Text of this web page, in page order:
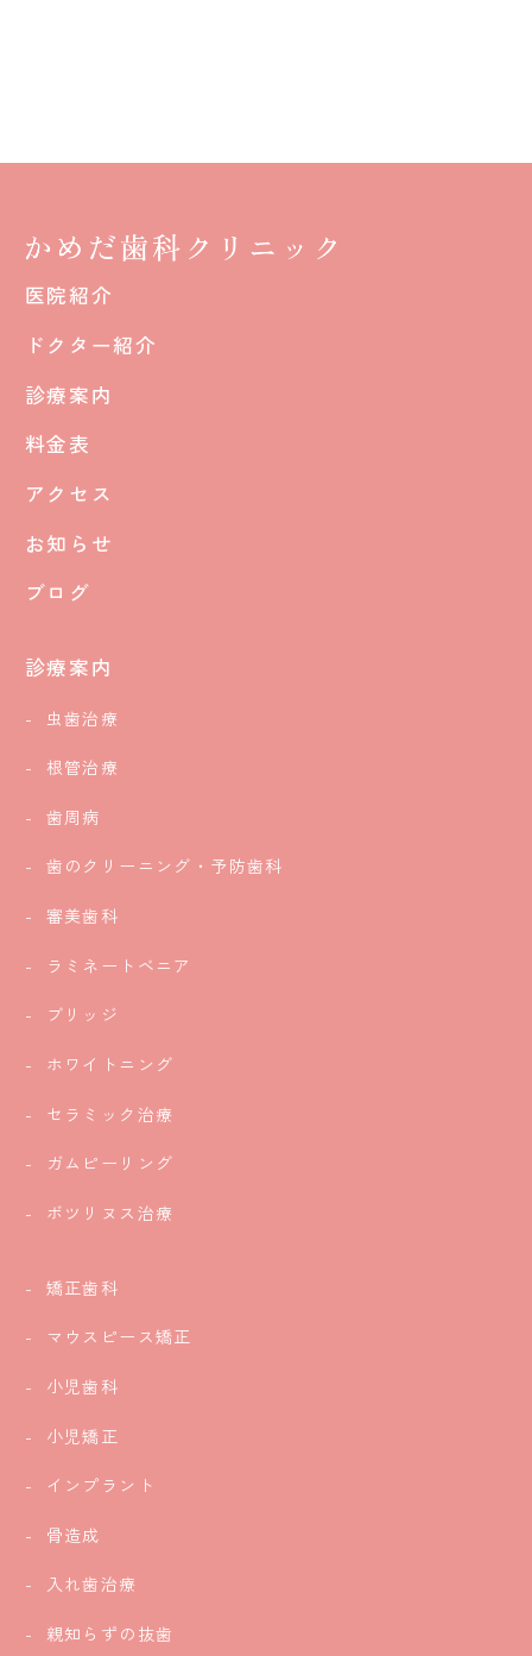
医院紹介
ドクター紹介
診療案内
料金表
アクセス
お知らせ
ブログ
診療案内
虫歯治療
根管治療
歯周病
歯のクリーニング・予防歯科
審美歯科
ラミネートベニア
ブリッジ
ホワイトニング
セラミック治療
ガムピーリング
ボツリヌス治療
矯正歯科
マウスピース矯正
小児歯科
小児矯正
インプラント
骨造成
入れ歯治療
親知らずの抜歯